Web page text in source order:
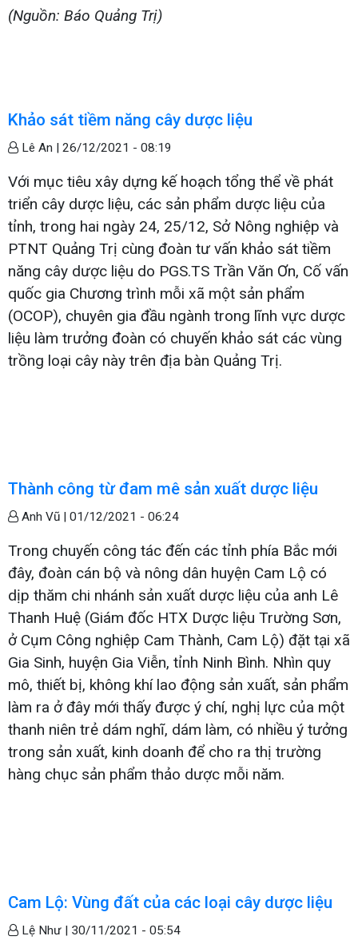
(Nguồn: Báo Quảng Trị)
Khảo sát tiềm năng cây dược liệu
Lê An | 26/12/2021 - 08:19
Với mục tiêu xây dựng kế hoạch tổng thể về phát
triển cây dược liệu, các sản phẩm dược liệu của
tỉnh, trong hai ngày 24, 25/12, Sở Nông nghiệp và
PTNT Quảng Trị cùng đoàn tư vấn khảo sát tiềm
năng cây dược liệu do PGS.TS Trần Văn Ơn, Cố vấn
quốc gia Chương trình mỗi xã một sản phẩm
(OCOP), chuyên gia đầu ngành trong lĩnh vực dược
liệu làm trưởng đoàn có chuyến khảo sát các vùng
trồng loại cây này trên địa bàn Quảng Trị.
Thành công từ đam mê sản xuất dược liệu
Anh Vũ | 01/12/2021 - 06:24
Trong chuyến công tác đến các tỉnh phía Bắc mới
đây, đoàn cán bộ và nông dân huyện Cam Lộ có
dịp thăm chi nhánh sản xuất dược liệu của anh Lê
Thanh Huệ (Giám đốc HTX Dược liệu Trường Sơn,
ở Cụm Công nghiệp Cam Thành, Cam Lộ) đặt tại xã
Gia Sinh, huyện Gia Viễn, tỉnh Ninh Bình. Nhìn quy
mô, thiết bị, không khí lao động sản xuất, sản phẩm
làm ra ở đây mới thấy được ý chí, nghị lực của một
thanh niên trẻ dám nghĩ, dám làm, có nhiều ý tưởng
trong sản xuất, kinh doanh để cho ra thị trường
hàng chục sản phẩm thảo dược mỗi năm.
Cam Lộ: Vùng đất của các loại cây dược liệu
Lệ Như | 30/11/2021 - 05:54